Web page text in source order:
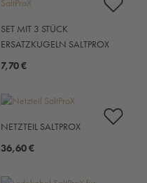
SET MIT 3 STÜCK
ERSATZKUGELN SALTPROX
7,70 €
NETZTEIL SALTPROX
36,60 €